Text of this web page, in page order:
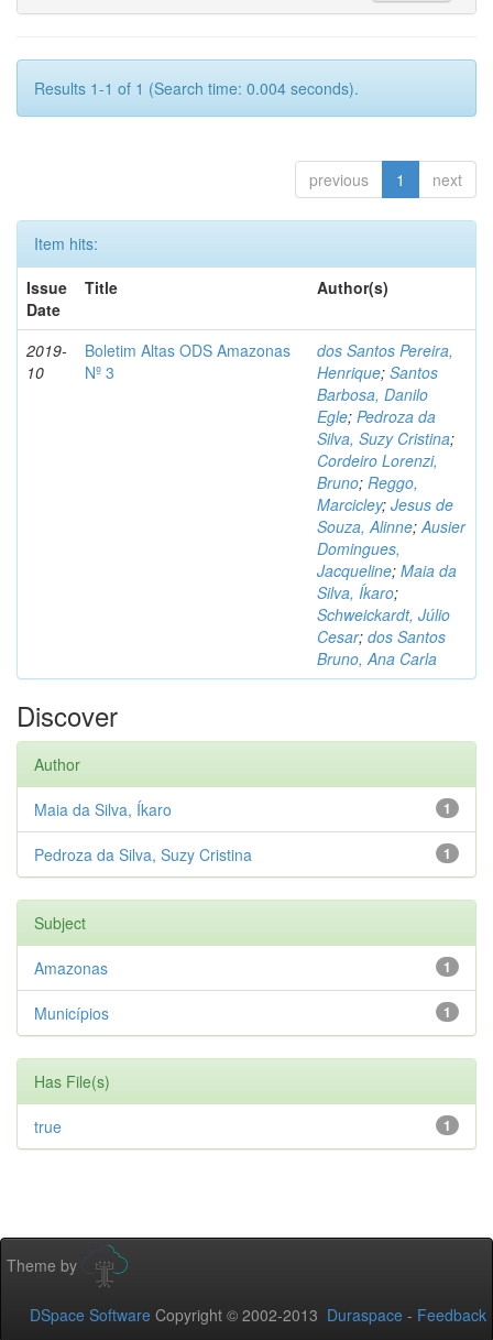
Results 1-1 of 1 (Search time: 0.004 seconds).
previous 1 next
Item hits:
Issue
Date
Title Author(s)
2019-
10
Boletim Altas ODS Amazonas
Nº 3
dos Santos Pereira,
Henrique; Santos
Barbosa, Danilo
Egle; Pedroza da
Silva, Suzy Cristina;
Cordeiro Lorenzi,
Bruno; Reggo,
Marcicley; Jesus de
Souza, Alinne;Ausier
Domingues,
Jacqueline; Maia da
Silva, Íkaro;
Schweickardt, Júlio
Cesar; dos Santos
Bruno, Ana Carla
Discover
Author
1
Maia da Silva, Íkaro
1
Pedroza da Silva, Suzy Cristina
Subject
1
Amazonas
1
Municípios
Has File(s)
1
true
Theme by
DSpace Software Copyright © 2002-2013 Duraspace - Feedback